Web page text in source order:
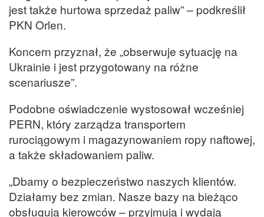
jest także hurtowa sprzedaż paliw” – podkreślił
PKN Orlen.
Koncern przyznał, że „obserwuje sytuację na
Ukrainie i jest przygotowany na różne
scenariusze”.
Podobne oświadczenie wystosował wcześniej
PERN, który zarządza transportem
rurociągowym i magazynowaniem ropy naftowej,
a także składowaniem paliw.
„Dbamy o bezpieczeństwo naszych klientów.
Działamy bez zmian. Nasze bazy na bieżąco
obsługują kierowców – przyjmują i wydają